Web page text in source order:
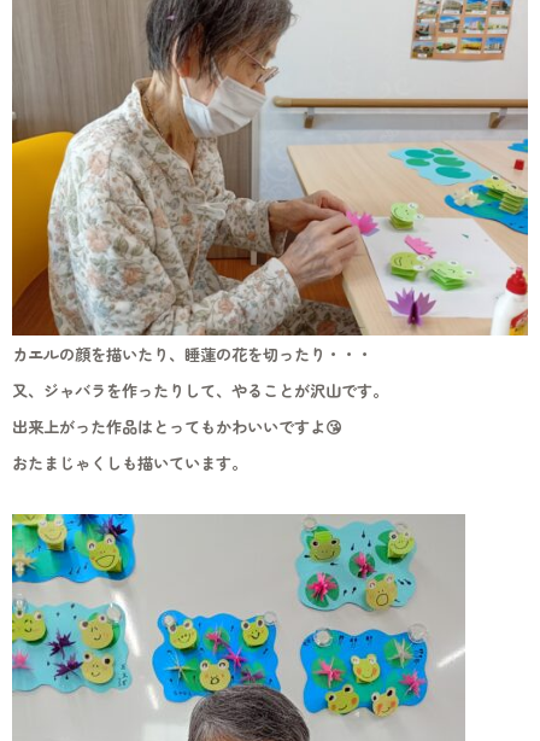
カエルの顔を描いたり、睡蓮の花を切ったり・・・
又、ジャバラを作ったりして、やることが沢山です。
出来上がった作品はとってもかわいいですよ😘
おたまじゃくしも描いています。